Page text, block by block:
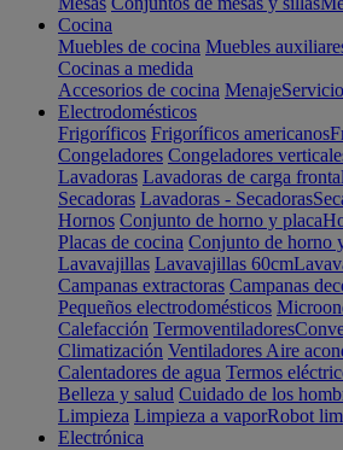
Cocina
Muebles de cocina Muebles
Cocinas a medida
Accesorios de cocina Menaje
Electrodomésticos
Frigoríficos Frigoríficos americanos
Congeladores Congeladores
Lavadoras Lavadoras de carga frontal
Secadoras Lavadoras - Secadoras
Hornos Conjunto de horno y placa
Placas de cocina Conjunto de horno
Lavavajillas Lavavajillas 60cm
Campanas extractoras Campanas
Pequeños electrodomésticos
Calefacción Termoventiladores
Climatización Ventiladores Aire
Calentadores de agua Termos
Belleza y salud Cuidado de los
Limpieza Limpieza a vaporRobot
Electrónica